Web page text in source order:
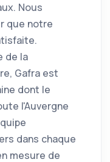
Nous
que notre
de la
Gafra est
dont le
l'Auvergne
dans chaque
mesure de